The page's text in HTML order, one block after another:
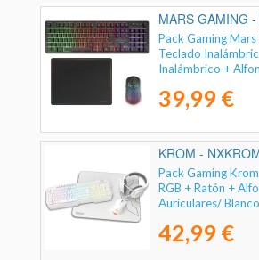
MARS GAMING
Pack Gaming
Teclado
Inalámbrico +
39,99 €
KROM -
Pack Gaming
RGB + Ratón +
Auriculares/ Blanco
42,99 €